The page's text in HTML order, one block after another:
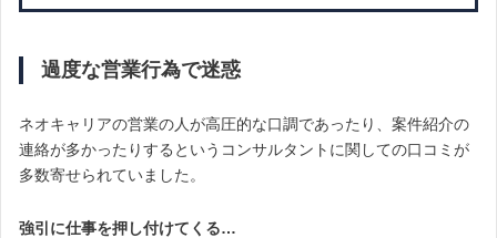
過度な営業行為で迷惑
ネオキャリアの営業の人が高圧的な口調であったり、案件紹介の
連絡が多かったりするというコンサルタントに関しての口コミが
多数寄せられていました。
強引に仕事を押し付けてくる…